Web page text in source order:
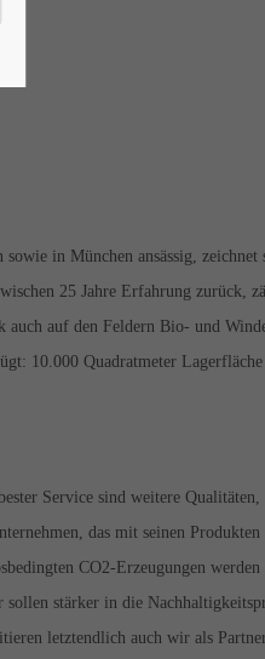
in München ansässig, zeichnet
25 Jahre Erfahrung zurück,
auch auf den Feldern Bio- und
10.000 Quadratmeter
Service sind weitere
das mit seinen
CO2-Erzeugungen
stärker in die
letztendlich auch wir als